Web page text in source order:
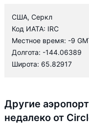
США, Серкл
Код ИАТА: IRC
Местное время: -9
Долгота: -144.06389
Широта: 65.82917
Другие
недалеко от